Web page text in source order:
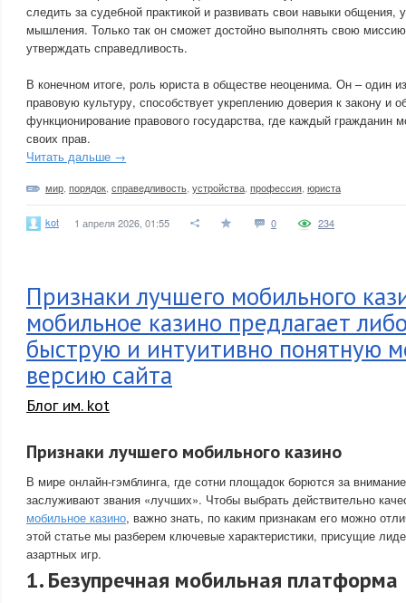
следить за судебной практикой и развивать свои навыки общения,
мышления. Только так он сможет достойно выполнять свою
утверждать справедливость.
В конечном итоге, роль юриста в обществе неоценима. Он – один
правовую культуру, способствует укреплению доверия к закону и
функционирование правового государства, где каждый гражданин
своих прав.
Читать дальше →
мир порядок справедливость устройства профессия юриста
kot 1 апреля 2026, 01:55 0 234
Признаки лучшего мобильного
мобильное казино предлагает
быструю и интуитивно понятную
версию сайта
Блог им. kot
Признаки лучшего мобильного казино
В мире онлайн-гэмблинга, где сотни площадок борются за
заслуживают звания «лучших». Чтобы выбрать действительно
мобильное казино, важно знать, по каким признакам его можно
этой статье мы разберем ключевые характеристики, присущие
азартных игр.
1. Безупречная мобильная платформа